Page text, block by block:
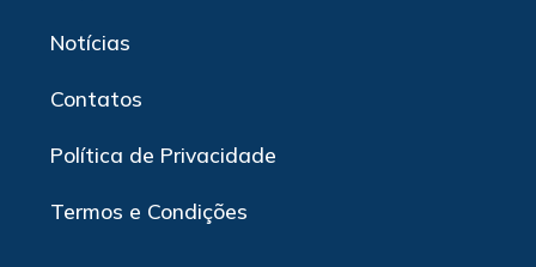
Notícias
Contatos
Política de Privacidade
Termos e Condições